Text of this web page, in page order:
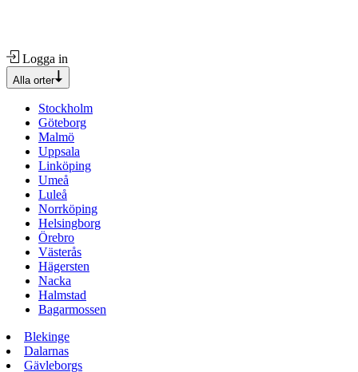
Logga in
Alla orter
Stockholm
Göteborg
Malmö
Uppsala
Linköping
Umeå
Luleå
Norrköping
Helsingborg
Örebro
Västerås
Hägersten
Nacka
Halmstad
Bagarmossen
Blekinge
Dalarnas
Gävleborgs